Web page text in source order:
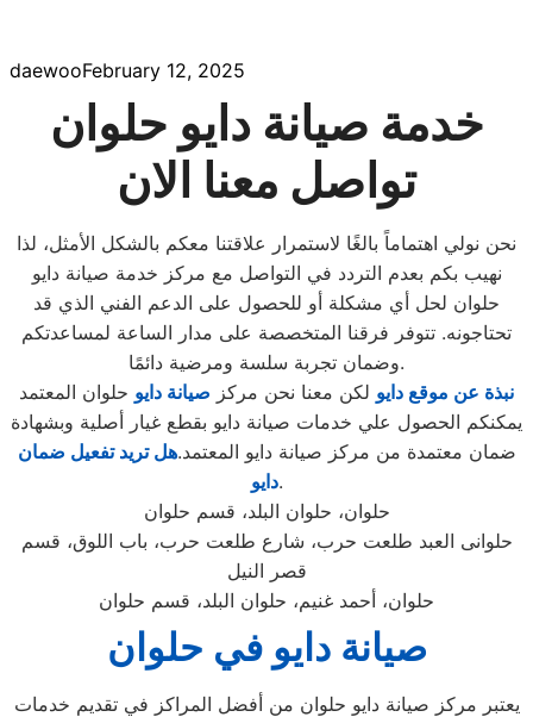
daewooFebruary 12, 2025
خدمة صيانة دايو حلوان
تواصل معنا الان
نحن نولي اهتماماً بالغًا لاستمرار علاقتنا معكم بالشكل الأمثل، لذا
نهيب بكم بعدم التردد في التواصل مع مركز خدمة صيانة دايو
حلوان لحل أي مشكلة أو للحصول على الدعم الفني الذي قد
تحتاجونه. تتوفر فرقنا المتخصصة على مدار الساعة لمساعدتكم
وضمان تجربة سلسة ومرضية دائمًا.
نبذة عن موقع دايو لكن معنا نحن مركز صيانة دايو حلوان المعتمد
يمكنكم الحصول علي خدمات صيانة دايو بقطع غيار أصلية وبشهادة
ضمان معتمدة من مركز صيانة دايو المعتمد.هل تريد تفعيل ضمان
دايو.
حلوان، حلوان البلد، قسم حلوان
حلوانى العبد طلعت حرب، شارع طلعت حرب، باب اللوق، قسم
قصر النيل
حلوان، أحمد غنيم، حلوان البلد، قسم حلوان
صيانة دايو في حلوان
يعتبر مركز صيانة دايو حلوان من أفضل المراكز في تقديم خدمات